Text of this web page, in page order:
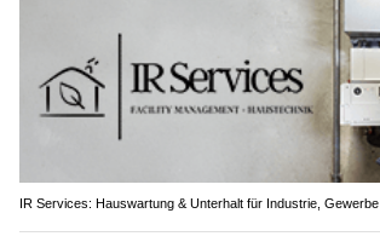
IR Services: Hauswartung & Unterhalt für Industrie,